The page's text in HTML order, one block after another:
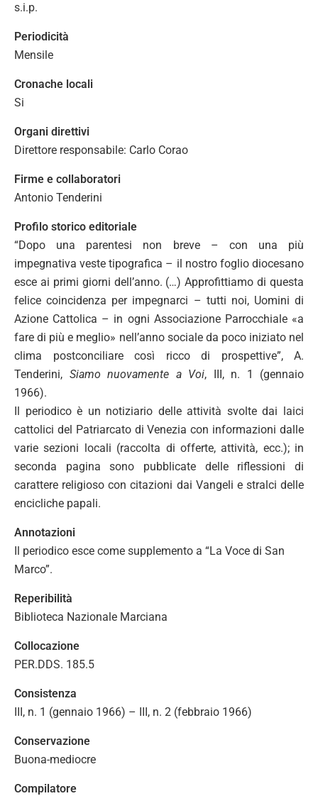
s.i.p.
Periodicità
Mensile
Cronache locali
Si
Organi direttivi
Direttore responsabile: Carlo Corao
Firme e collaboratori
Antonio Tenderini
Profilo storico editoriale
“Dopo una parentesi non breve – con una più
impegnativa veste tipografica – il nostro foglio diocesano
esce ai primi giorni dell’anno. (…) Approfittiamo di questa
felice coincidenza per impegnarci – tutti noi, Uomini di
Azione Cattolica – in ogni Associazione Parrocchiale «a
fare di più e meglio» nell’anno sociale da poco iniziato nel
clima postconciliare così ricco di prospettive”, A.
Tenderini, Siamo nuovamente a Voi, III, n. 1 (gennaio
1966).
Il periodico è un notiziario delle attività svolte dai laici
cattolici del Patriarcato di Venezia con informazioni dalle
varie sezioni locali (raccolta di offerte, attività, ecc.); in
seconda pagina sono pubblicate delle riflessioni di
carattere religioso con citazioni dai Vangeli e stralci delle
encicliche papali.
Annotazioni
Il periodico esce come supplemento a “La Voce di San
Marco”.
Reperibilità
Biblioteca Nazionale Marciana
Collocazione
PER.DDS. 185.5
Consistenza
III, n. 1 (gennaio 1966) – III, n. 2 (febbraio 1966)
Conservazione
Buona-mediocre
Compilatore